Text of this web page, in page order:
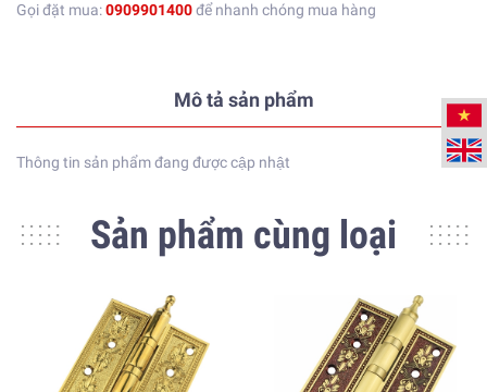
Gọi đặt mua:0909901400để nhanh chóng mua hàng
Mô tả sản phẩm
Thông tin sản phẩm đang được cập nhật
Sản phẩm cùng loại